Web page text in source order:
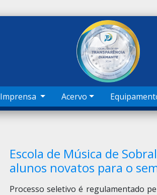
Imprensa Acervo
Escola de Música de
alunos novatos para o
Processo seletivo é regulamentado